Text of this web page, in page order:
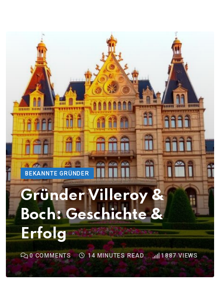
BEKANNTE GRÜNDER
Gründer Villeroy &
Boch: Geschichte &
Erfolg
0COMMENTS 14 MINUTES READ 1887VIEWS